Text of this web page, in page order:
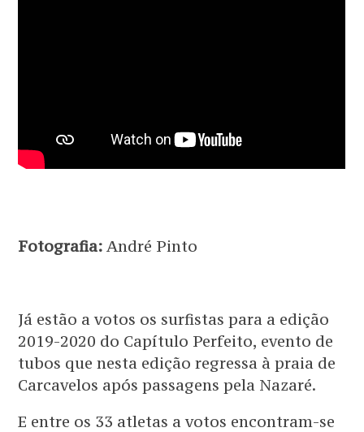
Fotografia: André Pinto
Já estão a votos os surfistas para a edição
2019-2020 do Capítulo Perfeito, evento de
tubos que nesta edição regressa à praia de
Carcavelos após passagens pela Nazaré.
E entre os 33 atletas a votos encontram-se